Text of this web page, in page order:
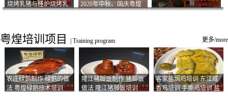
烧烤乳猪与挂炉烧烤乳
2020年中秋、国庆粤煌
粤煌培训项目 Training program 更多/more
农庄碌鹅制作 碌鹅的做
法 粤煌碌鹅技术培训
隆江猪脚饭制作 猪脚饭
做法 隆江猪脚饭培训
客家盐焗鸡培训 东江咸
香鸡培训 手撕鸡培训 盐